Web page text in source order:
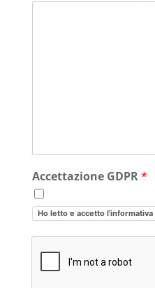
Accettazione GDPR*
Ho letto e accetto